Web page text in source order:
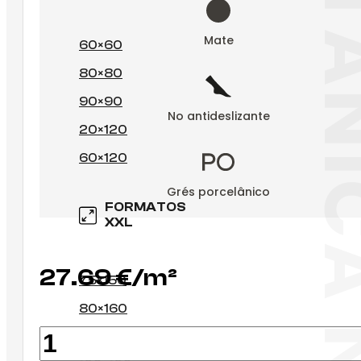
60×60
80×80
90×90
20×120
60×120
FORMATOS
XXL
75×150
80×160
Mate
No antideslizante
Grés porcelânico
27.69€
Quantidade
de